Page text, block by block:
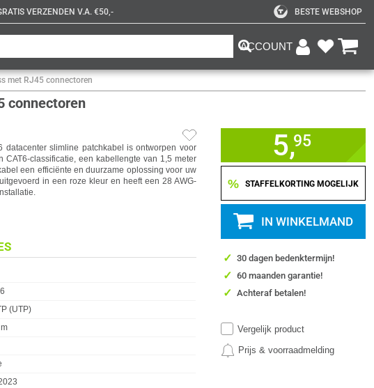
VERZENDEN V.A. €50,- BESTE WEBSHOP
ACCOUNT
met RJ45 connectoren
connectoren
datacenter slimline patchkabel is ontworpen voor
CAT6-classificatie, een kabellengte van 1,5 meter
een efficiënte en duurzame oplossing voor uw
in een roze kleur en heeft een 28 AWG-
(UTP)
5,95
% STAFFELKORTING MOGELIJK
IN WINKELMAND
✓ 30 dagen bedenktermijn!
✓ 60 maanden garantie!
✓ Achteraf betalen!
Vergelijk product
Prijs & voorraadmelding